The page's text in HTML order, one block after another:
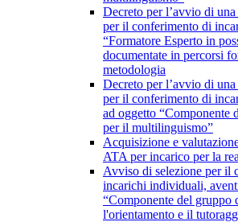
Decreto per l’avvio di
per il conferimento di
“Formatore Esperto in
documentate in percorsi
metodologia
Decreto per l’avvio di
per il conferimento di
ad oggetto “Componente
per il multilinguismo”
Acquisizione e
ATA per incarico per la
Avviso di selezione per il
incarichi individuali,
“Componente del gruppo
l'orientamento e il